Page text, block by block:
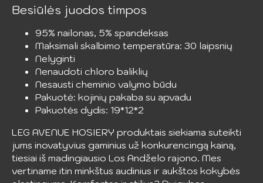
Besiūlės juodos timpos
95% nailonas, 5% spandeksas
Maksimali skalbimo temperatūra: 30 laipsnių
Nelyginti
Nenaudoti chloro baliklių
Nesausti cheminio valymo būdu
Pakuotė: kojinių pakaba su apvadu
Pakuotės dydis: 19*12*2
LEG AVENUE HOSIERY produktais siekiama suteikti
jums inovatyvius gaminius už konkurencingą kainą,
tiesiai iš madingiausio Los Andželo rajono. Mes
vertiname itin minkštus audinius ir aukštos kokybės